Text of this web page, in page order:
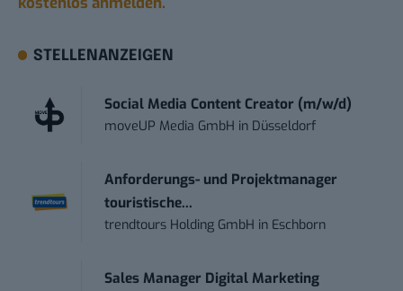
STELLENANZEIGEN
Social Media Content Creator (m/w/d)
moveUP Media GmbH in Düsseldorf
Anforderungs- und Projektmanager
touristische...
trendtours Holding GmbH in Eschborn
Sales Manager Digital Marketing